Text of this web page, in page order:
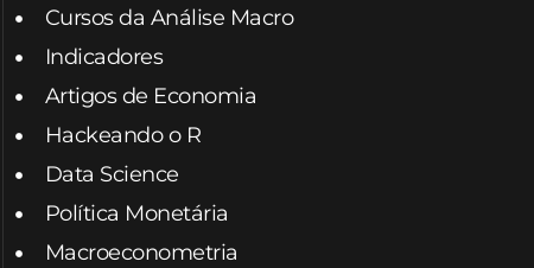
Cursos da Análise Macro
Indicadores
Artigos de Economia
Hackeando o R
Data Science
Política Monetária
Macroeconometria